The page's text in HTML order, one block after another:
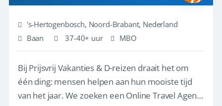
's-Hertogenbosch, Noord-Brabant, Nederland
Baan
37-40+ uur MBO
Bij Prijsvrij Vakanties & D-reizen draait het om
één ding: mensen helpen aan hun mooiste tijd
van het jaar. We zoeken een Online Travel Agent